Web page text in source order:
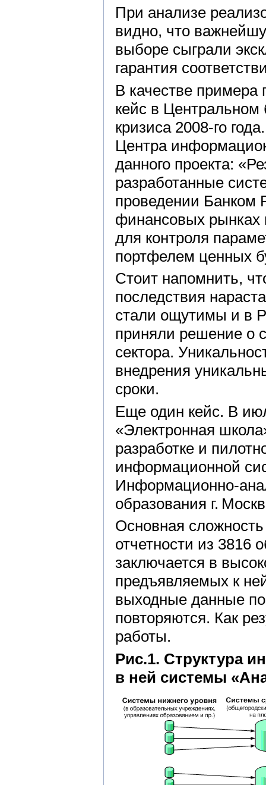
При анализе
видно, что
выборе сыграли
гарантия
В качестве примера
кейс в
кризиса 2008-го
Центра
данного проекта:
разработанные
проведении Банком
финансовых рынках
для контроля
портфелем ценных
Стоит напомнить,
последствия
стали ощутимы и в
приняли решение о
сектора.
внедрения
сроки.
Еще один кейс. В
«Электронная
разработке и
информационной
Информационно-
образования г.
Основная
отчетности из 3816
заключается в
предъявляемых к
выходные данные
повторяются. Как
работы.
Рис.1. Структура
в ней системы